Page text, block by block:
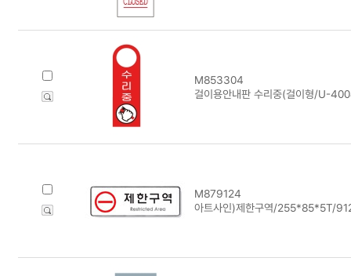
M853304
걸이용안내판 수리중(걸이형/U-
M879124
아트사인)제한구역/255*85*5T/